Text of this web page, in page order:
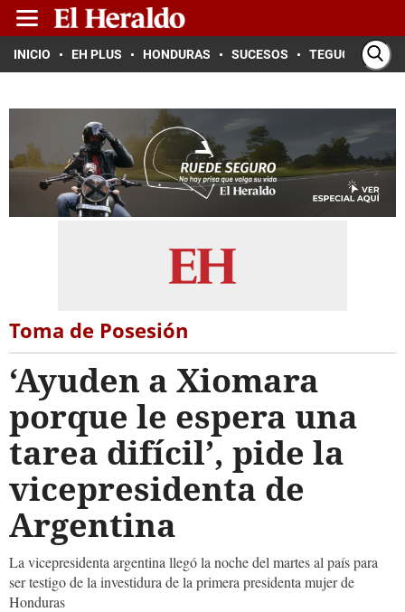
INICIO EH PLUS HONDURAS SUCESOS TEGUCIGALPA
Toma de Posesión
‘Ayuden a Xiomara
porque le espera una
tarea difícil’, pide la
vicepresidenta de
Argentina
La vicepresidenta argentina llegó la noche del martes al país para
ser testigo de la investidura de la primera presidenta mujer de
Honduras